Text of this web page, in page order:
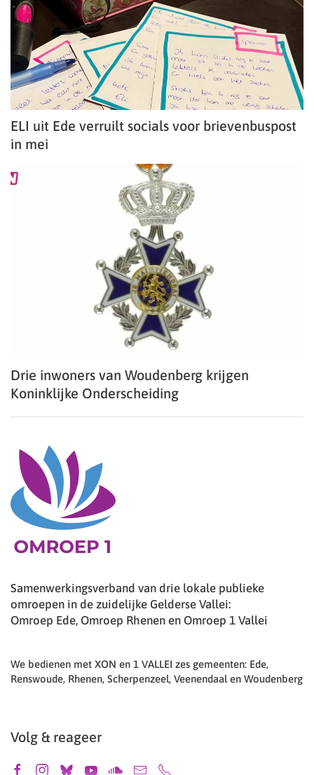
ELI uit Ede verruilt socials voor brievenbuspost
in mei
Drie inwoners van Woudenberg krijgen
Koninklijke Onderscheiding
Samenwerkingsverband van drie lokale publieke
omroepen in de zuidelijke Gelderse Vallei:
Omroep Ede, Omroep Rhenen en Omroep 1 Vallei
We bedienen met XON en 1 VALLEI zes gemeenten: Ede,
Renswoude, Rhenen, Scherpenzeel, Veenendaal en Woudenberg
Volg & reageer